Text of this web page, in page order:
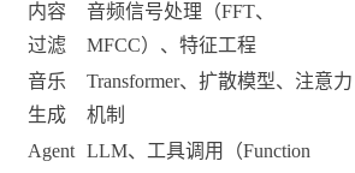
内容
过滤
音频信号处理（FFT、
MFCC）、特征工程
音乐
生成
Transformer、扩散模型、注意力
机制
Agent
LLM、工具调用（Function